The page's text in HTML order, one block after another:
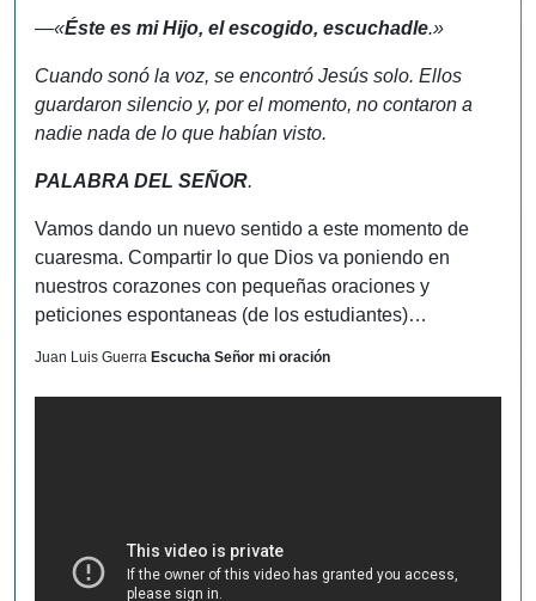
—«Éste es mi Hijo, el escogido, escuchadle.»
Cuando sonó la voz, se encontró Jesús solo. Ellos
guardaron silencio y, por el momento, no contaron a
nadie nada de lo que habían visto.
PALABRA DEL SEÑOR.
Vamos dando un nuevo sentido a este momento de
cuaresma. Compartir lo que Dios va poniendo en
nuestros corazones con pequeñas oraciones y
peticiones espontaneas (de los estudiantes)…
Juan Luis Guerra Escucha Señor mi oración